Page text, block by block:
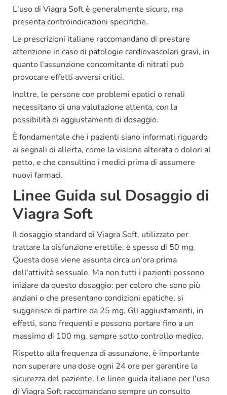
L'uso di Viagra Soft è generalmente sicuro, ma
presenta controindicazioni specifiche.
Le prescrizioni italiane raccomandano di prestare
attenzione in caso di patologie cardiovascolari gravi, in
quanto l'assunzione concomitante di nitrati può
provocare effetti avversi critici.
Inoltre, le persone con problemi epatici o renali
necessitano di una valutazione attenta, con la
possibilità di aggiustamenti di dosaggio.
È fondamentale che i pazienti siano informati riguardo
ai segnali di allerta, come la visione alterata o dolori al
petto, e che consultino i medici prima di assumere
nuovi farmaci.
Linee Guida sul Dosaggio di
Viagra Soft
Il dosaggio standard di Viagra Soft, utilizzato per
trattare la disfunzione erettile, è spesso di 50 mg.
Questa dose viene assunta circa un'ora prima
dell'attività sessuale. Ma non tutti i pazienti possono
iniziare da questo dosaggio: per coloro che sono più
anziani o che presentano condizioni epatiche, si
suggerisce di partire da 25 mg. Gli aggiustamenti, in
effetti, sono frequenti e possono portare fino a un
massimo di 100 mg, sempre sotto controllo medico.
Rispetto alla frequenza di assunzione, è importante
non superare una dose ogni 24 ore per garantire la
sicurezza del paziente. Le linee guida italiane per l'uso
di Viagra Soft raccomandano sempre un consulto